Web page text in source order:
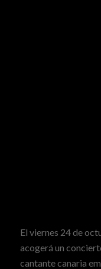
El viernes 24 de
acogerá un
cantante canaria